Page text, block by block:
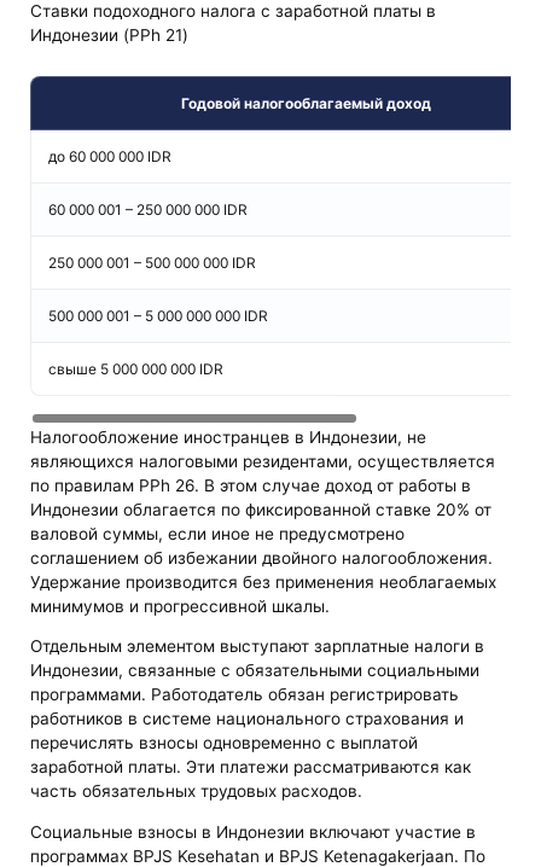
Ставки подоходного налога с заработной платы в
Индонезии (PPh 21)
Годовой налогооблагаемый доход
до 60 000 000 IDR
60 000 001 – 250 000 000 IDR
250 000 001 – 500 000 000 IDR
500 000 001 – 5 000 000 000 IDR
свыше 5 000 000 000 IDR
Налогообложение иностранцев в Индонезии, не
являющихся налоговыми резидентами, осуществляется
по правилам PPh 26. В этом случае доход от работы в
Индонезии облагается по фиксированной ставке 20% от
валовой суммы, если иное не предусмотрено
соглашением об избежании двойного налогообложения.
Удержание производится без применения необлагаемых
минимумов и прогрессивной шкалы.
Отдельным элементом выступают зарплатные налоги в
Индонезии, связанные с обязательными социальными
программами. Работодатель обязан регистрировать
работников в системе национального страхования и
перечислять взносы одновременно с выплатой
заработной платы. Эти платежи рассматриваются как
часть обязательных трудовых расходов.
Социальные взносы в Индонезии включают участие в
программах BPJS Kesehatan и BPJS Ketenagakerjaan. По